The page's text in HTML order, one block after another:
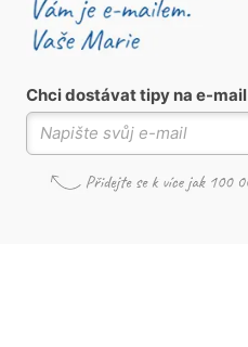
Chci dostávat tipy na e-mail